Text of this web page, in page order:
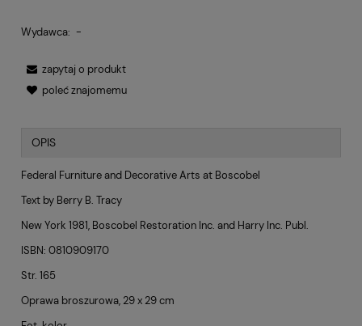
Wydawca: -
zapytaj o produkt
poleć znajomemu
OPIS
Federal Furniture and Decorative Arts at Boscobel
Text by Berry B. Tracy
New York 1981, Boscobel Restoration Inc. and Harry Inc. Publ.
ISBN: 0810909170
Str. 165
Oprawa broszurowa, 29 x 29 cm